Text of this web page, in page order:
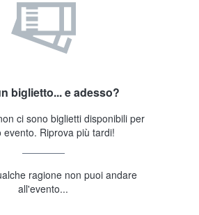
biglietto... e adesso?
ci sono biglietti disponibili per
evento. Riprova più tardi!
ragione non puoi andare
all'evento...